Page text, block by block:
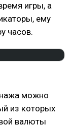
игры, а
ему
часов.
можно
из которых
валюты